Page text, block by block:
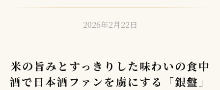
2026年2月22日
舟
編
米の旨みとすっきりした味わいの食中
酒で日本酒ファンを虜にする「銀盤」